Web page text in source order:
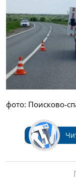
фото: Поисково-